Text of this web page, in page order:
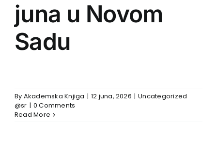
juna u Novom
Sadu
By Akademska Knjiga | 12 juna, 2026 | Uncategorized
@sr | 0 Comments
Read More